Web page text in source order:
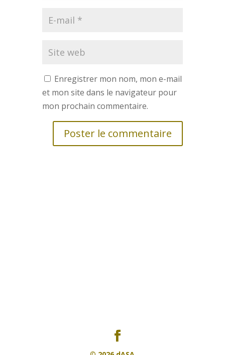
Enregistrer mon nom, mon e-mail
et mon site dans le navigateur pour
mon prochain commentaire.